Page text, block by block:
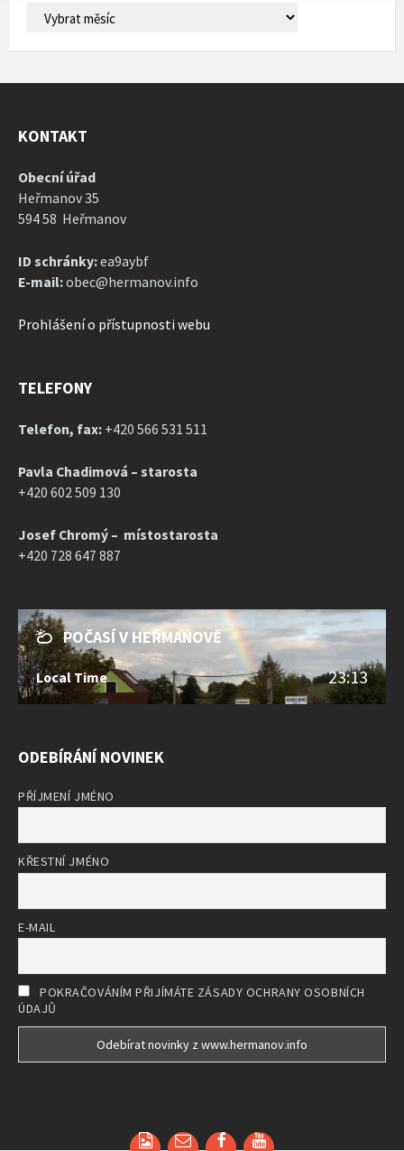
ARCHIV
AKTUALIT
KONTAKT
Obecní úřad
Heřmanov 35
594 58 Heřmanov
ID schránky:ea9aybf
E-mail:obec@hermanov.info
Prohlášení o přístupnosti webu
TELEFONY
Telefon, fax: +420 566 531 511
Pavla Chadimová – starosta
+420 602 509 130
Josef Chromý – místostarosta
+420 728 647 887
POČASÍ V HEŘMANOVĚ
Local Time 23:13
ODEBÍRÁNÍ NOVINEK
PŘÍJMENÍ JMÉNO
KŘESTNÍ JMÉNO
E-MAIL
POKRAČOVÁNÍM PŘIJÍMÁTE ZÁSADY OCHRANY OSOBNÍCH
ÚDAJŮ
EmailFacebookYouTube